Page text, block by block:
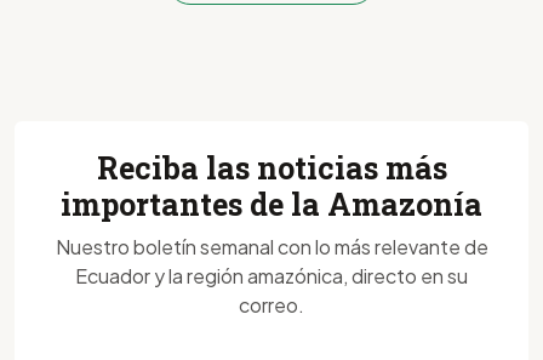
Reciba las noticias más
importantes de la Amazonía
Nuestro boletín semanal con lo más relevante de
Ecuador y la región amazónica, directo en su
correo.